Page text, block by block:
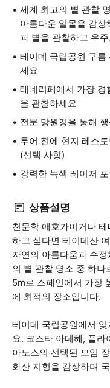
세계 최고의 별 관찰
아름다운 일몰을 감
과 별을 관찰하고 우
테이데 국립공원 구름
세요
테네리페에서 가장 경
을 관찰하세요
전문 망원경을 통해
투어 전에 현지 레스
(선택 사항)
강력한 녹색 레이저
상품설명
천문학 애호가이거나
하고 싶다면 테이데산
자연의 아름다움과 수
의 별 관찰 명소 중 하나
5m로 스페인에서 가장
에 최적의 장소입니다.
테이데 국립공원에서
요. 코스타 아데헤, 플라
아노스의 선택된 모임
화산 지형을 감상하며